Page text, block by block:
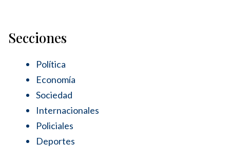
Secciones
Política
Economía
Sociedad
Internacionales
Policiales
Deportes